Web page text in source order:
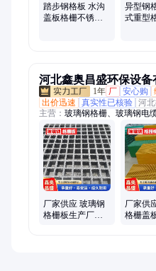
踏步钢格板 水沟
盖板格栅不锈钢
异型钢
式重型
河北鑫奥昌盛环保设备
1年 厂 安心购
出价迅速
真实性已核验 河
主营： 玻璃钢格栅、玻璃钢电
厂家供应 玻璃钢
格栅板生产厂家
厂家供
格栅盖